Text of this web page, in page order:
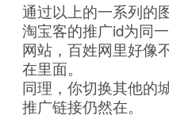
通过以上的一系列的
淘宝客的推广id为同
网站，百姓网里好像
在里面。
同理，你切换其他的
推广链接仍然在。